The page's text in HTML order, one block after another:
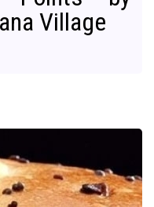
Village